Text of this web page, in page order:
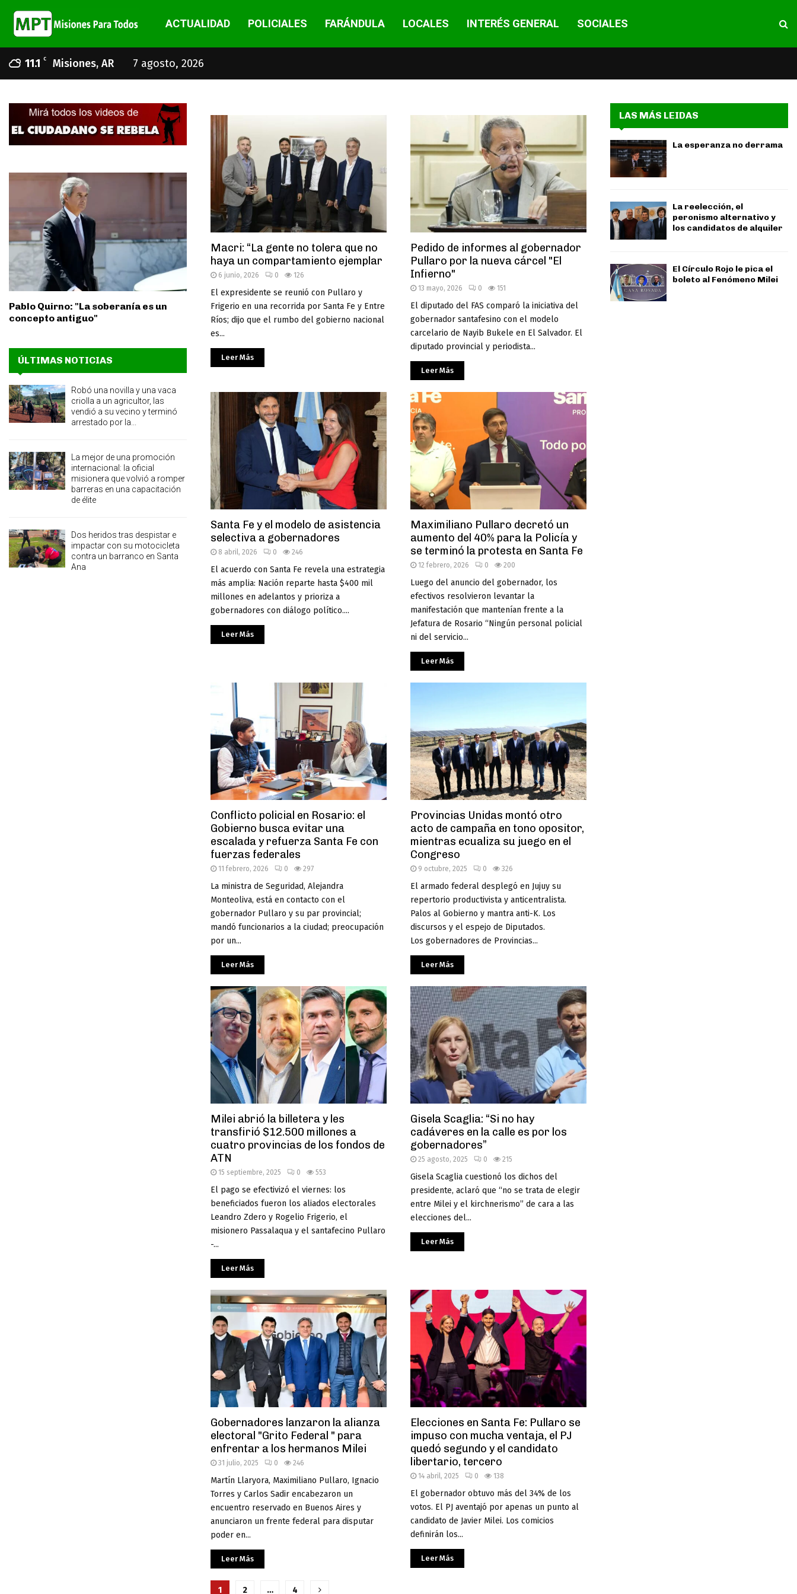
ACTUALIDAD POLICIALES FARÁNDULA LOCALES INTERÉS GENERAL SOCIALES
11.1 C Misiones, AR 7 agosto, 2026
Macri: “La gente no tolera que no
haya un compartamiento ejemplar
6 junio, 2026 0 126
El expresidente se reunió con Pullaro y
Frigerio en una recorrida por Santa Fe y Entre
Ríos; dijo que el rumbo del gobierno nacional
es...
Leer Más
Pedido de informes al gobernador
Pullaro por la nueva cárcel "El
Infierno"
13 mayo, 2026 0 151
El diputado del FAS comparó la iniciativa del
gobernador santafesino con el modelo
carcelario de Nayib Bukele en El Salvador. El
diputado provincial y periodista...
Leer Más
Santa Fe y el modelo de asistencia
selectiva a gobernadores
8 abril, 2026 0 246
El acuerdo con Santa Fe revela una estrategia
más amplia: Nación reparte hasta $400 mil
millones en adelantos y prioriza a
gobernadores con diálogo político....
Leer Más
Maximiliano Pullaro decretó un
aumento del 40% para la Policía y
se terminó la protesta en Santa Fe
12 febrero, 2026 0 200
Luego del anuncio del gobernador, los
efectivos resolvieron levantar la
manifestación que mantenían frente a la
Jefatura de Rosario “Ningún personal policial
ni del servicio...
Leer Más
Conflicto policial en Rosario: el
Gobierno busca evitar una
escalada y refuerza Santa Fe con
fuerzas federales
11 febrero, 2026 0 297
La ministra de Seguridad, Alejandra
Monteoliva, está en contacto con el
gobernador Pullaro y su par provincial;
mandó funcionarios a la ciudad; preocupación
por un...
Leer Más
Provincias Unidas montó otro
acto de campaña en tono opositor,
mientras ecualiza su juego en el
Congreso
9 octubre, 2025 0 326
El armado federal desplegó en Jujuy su
repertorio productivista y anticentralista.
Palos al Gobierno y mantra anti-K. Los
discursos y el espejo de Diputados.
Los gobernadores de Provincias...
Leer Más
Milei abrió la billetera y les
transfirió $12.500 millones a
cuatro provincias de los fondos de
ATN
15 septiembre, 2025 0 553
El pago se efectivizó el viernes: los
beneficiados fueron los aliados electorales
Leandro Zdero y Rogelio Frigerio, el
misionero Passalaqua y el santafecino Pullaro
-...
Leer Más
Gisela Scaglia: “Si no hay
cadáveres en la calle es por los
gobernadores”
25 agosto, 2025 0 215
Gisela Scaglia cuestionó los dichos del
presidente, aclaró que “no se trata de elegir
entre Milei y el kirchnerismo” de cara a las
elecciones del...
Leer Más
Gobernadores lanzaron la alianza
electoral "Grito Federal " para
enfrentar a los hermanos Milei
31 julio, 2025 0 246
Martín Llaryora, Maximiliano Pullaro, Ignacio
Torres y Carlos Sadir encabezaron un
encuentro reservado en Buenos Aires y
anunciaron un frente federal para disputar
poder en...
Leer Más
Elecciones en Santa Fe: Pullaro se
impuso con mucha ventaja, el PJ
quedó segundo y el candidato
libertario, tercero
14 abril, 2025 0 138
El gobernador obtuvo más del 34% de los
votos. El PJ aventajó por apenas un punto al
candidato de Javier Milei. Los comicios
definirán los...
Leer Más
1 2 … 4
Pablo Quirno: "La soberanía es un
concepto antiguo"
ÚLTIMAS NOTICIAS
Robó una novilla y una vaca
criolla a un agricultor, las
vendió a su vecino y terminó
arrestado por la...
La mejor de una promoción
internacional: la oficial
misionera que volvió a romper
barreras en una capacitación
de élite
Dos heridos tras despistar e
impactar con su motocicleta
contra un barranco en Santa
Ana
LAS MÁS LEIDAS
La esperanza no derrama
La reelección, el
peronismo alternativo y
los candidatos de alquiler
El Círculo Rojo le pica el
boleto al Fenómeno Milei